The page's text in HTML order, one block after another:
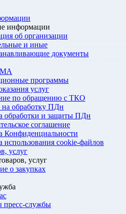
информации
об организации
и иные
документы
программы
услуг
по обращению с ТКО
на обработку ПДн
обработки и защиты ПДн
соглашение
Конфиденциальности
использования cookie-файлов
услуг
услуг
о закупках
пресс-службы